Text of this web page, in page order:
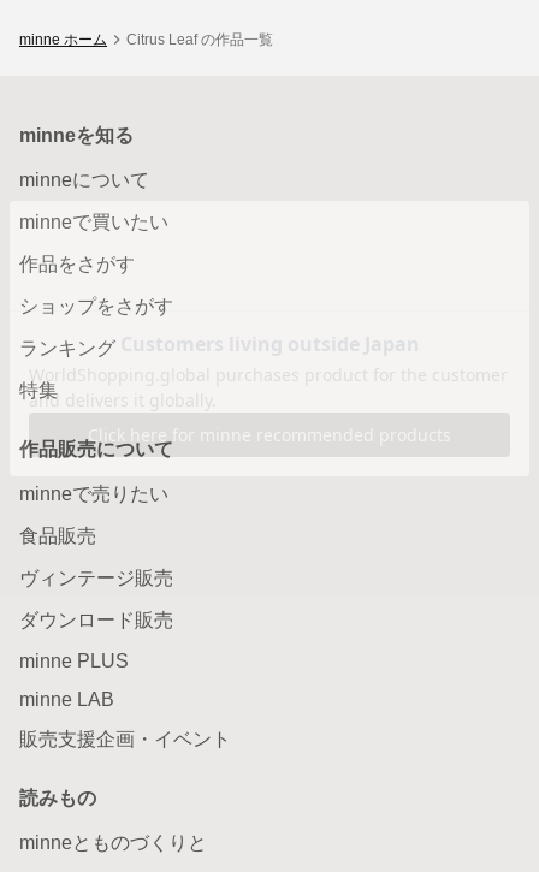
minne ホーム Citrus Leaf の作品一覧
minneを知る
minneについて
minneで買いたい
作品をさがす
ショップをさがす
ランキング
特集
作品販売について
minneで売りたい
食品販売
ヴィンテージ販売
ダウンロード販売
minne PLUS
minne LAB
販売支援企画・イベント
読みもの
minneとものづくりと